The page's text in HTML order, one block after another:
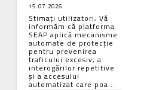
15.07.2026
Stimați utilizatori, Vă
informăm că platforma
SEAP aplică mecanisme
automate de protecție
pentru prevenirea
traficului excesiv, a
interogărilor repetitive
și a accesului
automatizat care poa...